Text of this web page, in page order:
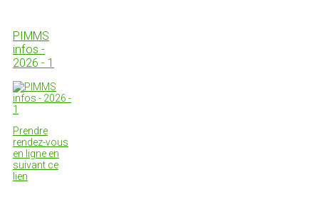
PIMMS
infos -
2026 - 1
Prendre
rendez-vous
en ligne en
suivant ce
lien